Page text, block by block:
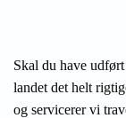
Skal du have
landet det helt
og servicerer vi